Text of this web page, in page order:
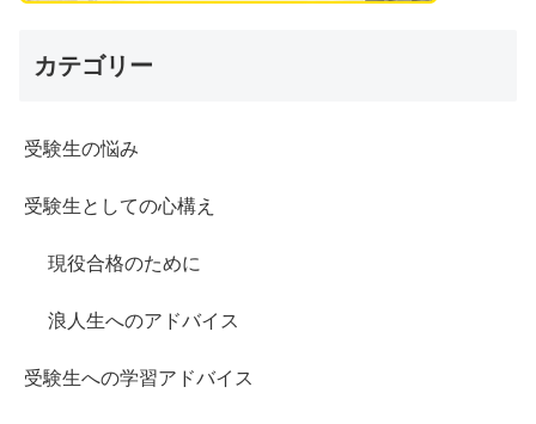
カテゴリー
受験生の悩み
受験生としての心構え
現役合格のために
浪人生へのアドバイス
受験生への学習アドバイス